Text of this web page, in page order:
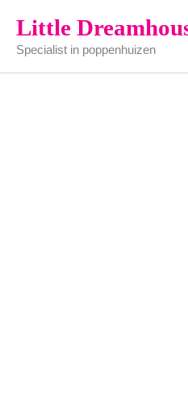
naar
inhoud
Little
Specialist in poppenhuizen
met
meel
aantal